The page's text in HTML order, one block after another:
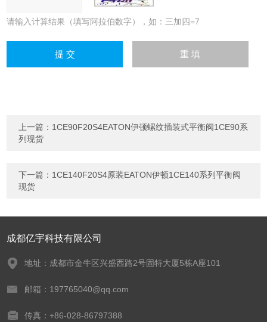
请输入计算结果（填写阿拉伯数字），如：三加四=7
上一篇： 1CE90F20S4EATON伊顿螺纹插装式平衡阀1CE90系
列现货
下一篇： 1CE140F20S4原装EATON伊顿1CE140系列平衡阀
现货
成都亿宇科技有限公司
地址：成都市金牛区兴盛西路2号固特大厦5栋A座101
邮箱：197765040@qq.com
传真：+86-028-86797388